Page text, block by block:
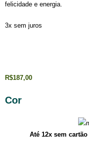
felicidade e energia.
3x sem juros
R$187,00
Cor
Até 12x sem cartão